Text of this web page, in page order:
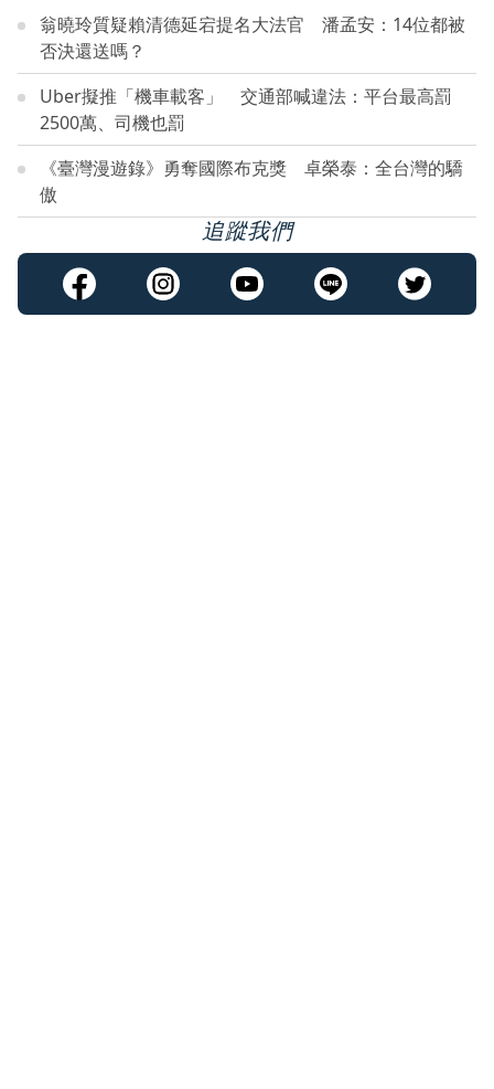
翁曉玲質疑賴清德延宕提名大法官 潘孟安：14位都被
否決還送嗎？
Uber擬推「機車載客」 交通部喊違法：平台最高罰
2500萬、司機也罰
《臺灣漫遊錄》勇奪國際布克獎 卓榮泰：全台灣的驕
傲
追蹤我們